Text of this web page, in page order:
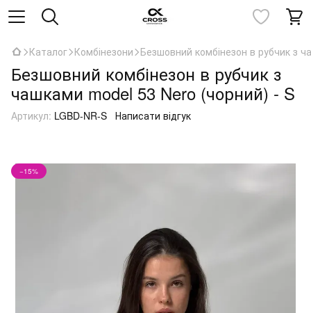
Каталог Комбінезони Безшовний комбінезон в рубчик з
Безшовний комбінезон в рубчик з
чашками model 53 Nero (чорний) - S
Артикул: LGBD-NR-S Написати відгук
−15%